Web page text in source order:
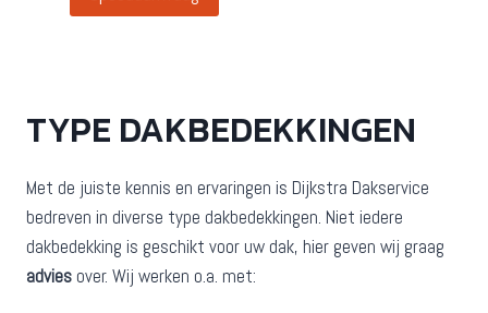
TYPE DAKBEDEKKINGEN
Met de juiste kennis en ervaringen is Dijkstra Dakservice
bedreven in diverse type dakbedekkingen. Niet iedere
dakbedekking is geschikt voor uw dak, hier geven wij graag
advies over. Wij werken o.a. met: